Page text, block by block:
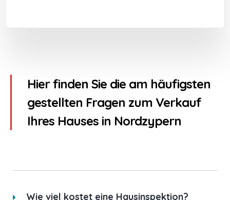
Hier finden Sie die am häufigsten
gestellten Fragen zum Verkauf
Ihres Hauses in Nordzypern
Wie viel kostet eine Hausinspektion?